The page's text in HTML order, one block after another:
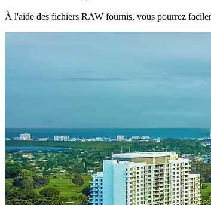
À l'aide des fichiers RAW fournis, vous pourrez